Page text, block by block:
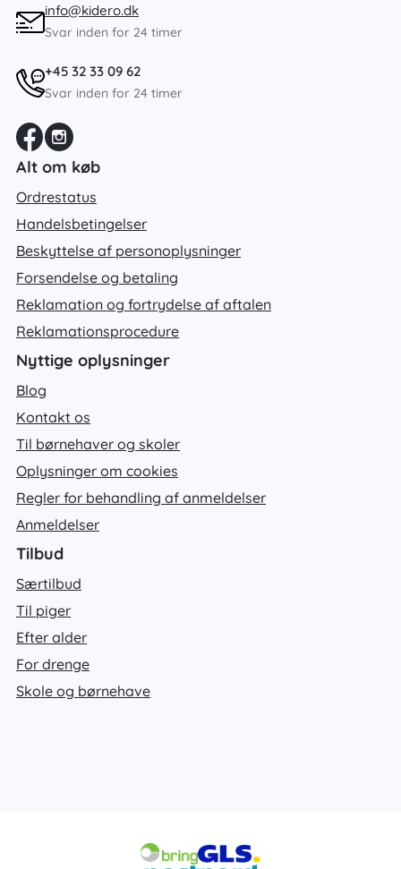
info@kidero.dk
Svar inden for 24 timer
+45 32 33 09 62
Svar inden for 24 timer
Alt om køb
Ordrestatus
Handelsbetingelser
Beskyttelse af personoplysninger
Forsendelse og betaling
Reklamation og fortrydelse af aftalen
Reklamationsprocedure
Nyttige oplysninger
Blog
Kontakt os
Til børnehaver og skoler
Oplysninger om cookies
Regler for behandling af anmeldelser
Anmeldelser
Tilbud
Særtilbud
Til piger
Efter alder
For drenge
Skole og børnehave